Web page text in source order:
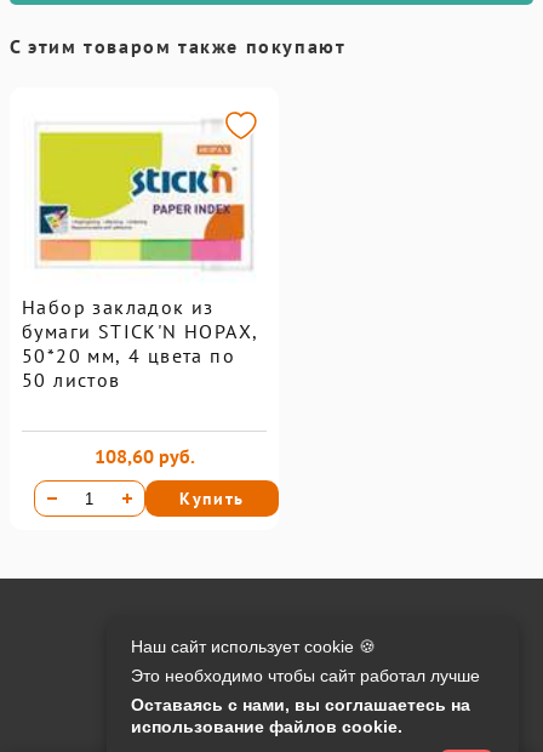
С этим товаром также покупают
Набор закладок из
бумаги STICK'N HOPAX,
50*20 мм, 4 цвета по
50 листов
108,60 руб.
Купить
Контакты:
info@o-manager.ru
Онлайн оплата на сайте:
Наш сайт использует cookie 🍪
Это необходимо чтобы сайт работал лучше
Оставаясь с нами, вы соглашаетесь на
использование файлов cookie.